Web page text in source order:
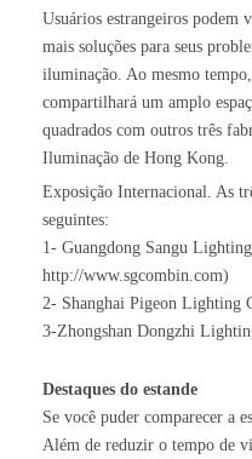
Usuários estrangeiros podem
mais soluções para seus
iluminação. Ao mesmo
compartilhará um amplo
quadrados com outros três
Iluminação de Hong Kong.
Exposição Internacional. As
seguintes:
1- Guangdong Sangu
http://www.sgcombin.com)
2- Shanghai Pigeon Lighting
3-Zhongshan Dongzhi
Destaques do estande
Se você puder comparecer a
Além de reduzir o tempo de